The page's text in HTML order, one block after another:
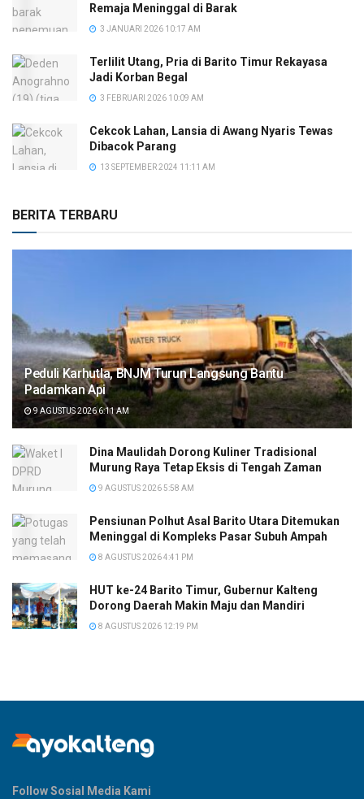
Remaja Meninggal di Barak
3 JANUARI 2026 10:17 AM
Terlilit Utang, Pria di Barito Timur Rekayasa
Jadi Korban Begal
3 FEBRUARI 2026 10:09 AM
Cekcok Lahan, Lansia di Awang Nyaris Tewas
Dibacok Parang
13 SEPTEMBER 2024 11:11 AM
BERITA TERBARU
Peduli Karhutla, BNJM Turun Langsung Bantu
Padamkan Api
9 AGUSTUS 2026 6:11 AM
Dina Maulidah Dorong Kuliner Tradisional
Murung Raya Tetap Eksis di Tengah Zaman
9 AGUSTUS 2026 5:58 AM
Pensiunan Polhut Asal Barito Utara Ditemukan
Meninggal di Kompleks Pasar Subuh Ampah
8 AGUSTUS 2026 4:41 PM
HUT ke-24 Barito Timur, Gubernur Kalteng
Dorong Daerah Makin Maju dan Mandiri
8 AGUSTUS 2026 12:19 PM
Follow Sosial Media Kami